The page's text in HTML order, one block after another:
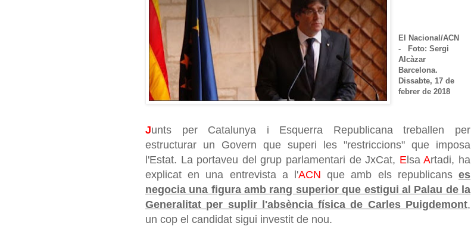
El Nacional/ACN
- Foto:Sergi
Alcàzar
Barcelona.
Dissabte, 17 de
febrer de 2018
Junts per Catalunya i Esquerra Republicana treballen per
estructurar un Govern que superi les "restriccions" que imposa
l'Estat. La portaveu del grup parlamentari de JxCat, ElsaArtadi, ha
explicat en una entrevista a l'ACN que amb els republicans es
negocia una figura amb rang superior que estigui al Palau de la
Generalitat per suplir l'absència física de Carles Puigdemont,
un cop el candidat sigui investit de nou.